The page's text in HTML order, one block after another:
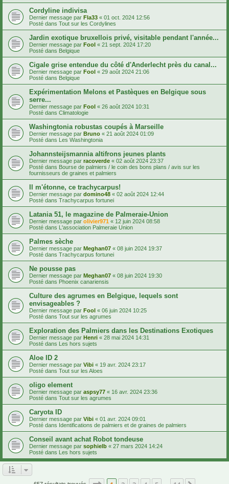
Cordyline indivisa
Dernier message par Fla33 « 01 oct. 2024 12:56
Posté dans Tout sur les Cordylines
Jardin exotique bruxellois privé, visitable pendant l'année...
Dernier message par Fool « 21 sept. 2024 17:20
Posté dans Belgique
Cigale grise entendue du côté d'Anderlecht près du canal...
Dernier message par Fool « 29 août 2024 21:06
Posté dans Belgique
Expérimentation Melons et Pastèques en Belgique sous
serre...
Dernier message par Fool « 26 août 2024 10:31
Posté dans Climatologie
Washingtonia robustas coupés à Marseille
Dernier message par Bruno « 21 août 2024 01:09
Posté dans Les Washingtonia
Johannsteijsmannia altifrons jeunes plants
Dernier message par racoverde « 02 août 2024 23:37
Posté dans Bourse de palmiers / le coin des bons plans / avis sur les
fournisseurs de graines et palmiers
Il m'étonne, ce trachycarpus!
Dernier message par domino48 « 02 août 2024 12:44
Posté dans Trachycarpus fortunei
Latania 51, le magazine de Palmeraie-Union
Dernier message par olivier971 « 12 juin 2024 08:58
Posté dans L'association Palmeraie Union
Palmes sèche
Dernier message par Meghan07 « 08 juin 2024 19:37
Posté dans Trachycarpus fortunei
Ne pousse pas
Dernier message par Meghan07 « 08 juin 2024 19:30
Posté dans Phoenix canariensis
Culture des agrumes en Belgique, lequels sont
envisageables ?
Dernier message par Fool « 06 juin 2024 10:25
Posté dans Tout sur les agrumes
Exploration des Palmiers dans les Destinations Exotiques
Dernier message par Henri « 28 mai 2024 14:31
Posté dans Les hors sujets
Aloe ID 2
Dernier message par Vibi « 19 avr. 2024 23:17
Posté dans Tout sur les Aloes
oligo element
Dernier message par aspsy77 « 16 avr. 2024 23:36
Posté dans Tout sur les agrumes
Caryota ID
Dernier message par Vibi « 01 avr. 2024 09:01
Posté dans Identifications de palmiers et de graines de palmiers
Conseil avant achat Robot tondeuse
Dernier message par sophielb « 27 mars 2024 14:24
Posté dans Les hors sujets